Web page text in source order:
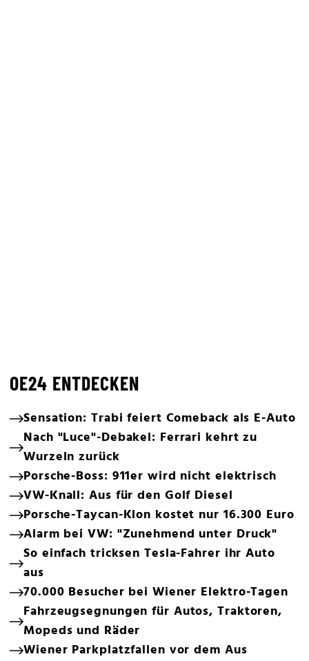
OE24 ENTDECKEN
Sensation: Trabi feiert Comeback als E-Auto
Nach "Luce"-Debakel: Ferrari kehrt zu
Wurzeln zurück
Porsche-Boss: 911er wird nicht elektrisch
VW-Knall: Aus für den Golf Diesel
Porsche-Taycan-Klon kostet nur 16.300 Euro
Alarm bei VW: "Zunehmend unter Druck"
So einfach tricksen Tesla-Fahrer ihr Auto
aus
70.000 Besucher bei Wiener Elektro-Tagen
Fahrzeugsegnungen für Autos, Traktoren,
Mopeds und Räder
Wiener Parkplatzfallen vor dem Aus